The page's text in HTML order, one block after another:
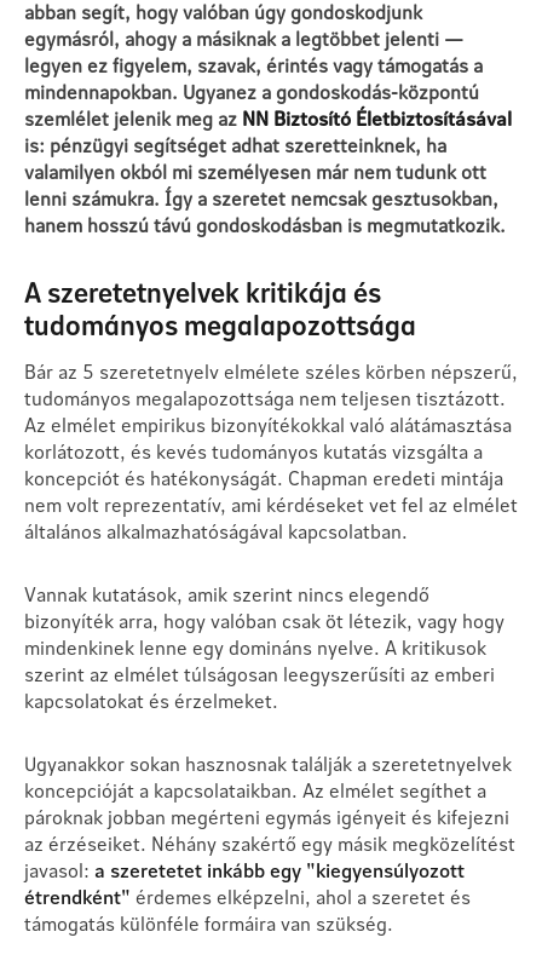
abban segít, hogy valóban úgy gondoskodjunk
egymásról, ahogy a másiknak a legtöbbet jelenti —
legyen ez figyelem, szavak, érintés vagy támogatás a
mindennapokban. Ugyanez a gondoskodás-központú
szemlélet jelenik meg az NN Biztosító Életbiztosításával
is: pénzügyi segítséget adhat szeretteinknek, ha
valamilyen okból mi személyesen már nem tudunk ott
lenni számukra. Így a szeretet nemcsak gesztusokban,
hanem hosszú távú gondoskodásban is megmutatkozik.
A szeretetnyelvek kritikája és
tudományos megalapozottsága
Bár az 5 szeretetnyelv elmélete széles körben népszerű,
tudományos megalapozottsága nem teljesen tisztázott.
Az elmélet empirikus bizonyítékokkal való alátámasztása
korlátozott, és kevés tudományos kutatás vizsgálta a
koncepciót és hatékonyságát. Chapman eredeti mintája
nem volt reprezentatív, ami kérdéseket vet fel az elmélet
általános alkalmazhatóságával kapcsolatban.
Vannak kutatások, amik szerint nincs elegendő
bizonyíték arra, hogy valóban csak öt létezik, vagy hogy
mindenkinek lenne egy domináns nyelve. A kritikusok
szerint az elmélet túlságosan leegyszerűsíti az emberi
kapcsolatokat és érzelmeket.
Ugyanakkor sokan hasznosnak találják a szeretetnyelvek
koncepcióját a kapcsolataikban. Az elmélet segíthet a
pároknak jobban megérteni egymás igényeit és kifejezni
az érzéseiket. Néhány szakértő egy másik megközelítést
javasol: a szeretetet inkább egy "kiegyensúlyozott
étrendként" érdemes elképzelni, ahol a szeretet és
támogatás különféle formáira van szükség.